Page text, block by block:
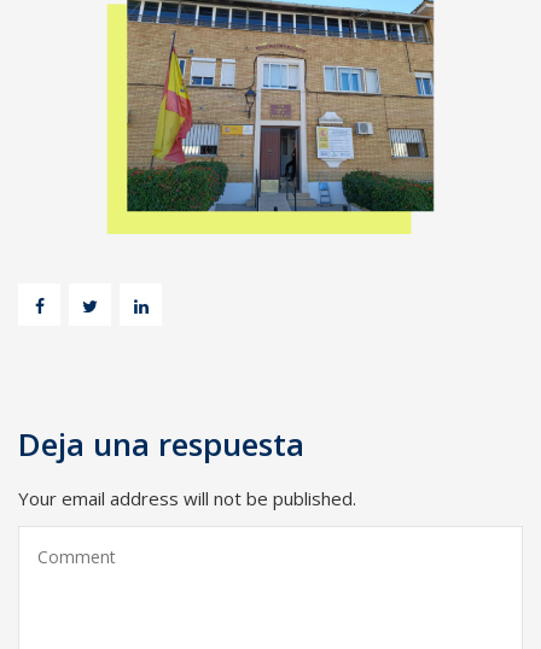
Deja una respuesta
Your email address will not be published.